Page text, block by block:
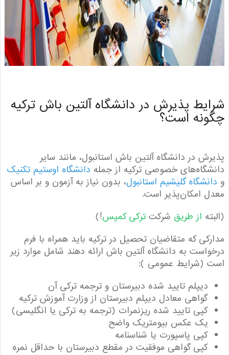
پذیرش در دانشگاه آلتین باش ترکیه
است؟
در دانشگاه آلتین باش استانبول، مانند سایر
خصوصی ترکیه از جملهدانشگاه اوستیم تکنیک
گلیشیم استانبول، بدون نیاز به آزمون و بر اساس
امکان‌پذیر است.
از طریقشرکتترکی کمپس!)
که متقاضیان تحصیل در ترکیه باید همراه با فرم
به دانشگاه آلتین باش ارائه دهند شامل موارد زیر
(شرایط عمومی ):
دیپلم تایید شده دبیرستان و ترجمه ترکی آن
گواهی معادل دیپلم دبیرستان از وزارت آموزش ترکیه
کپی تایید شده ریزنمرات (ترجمه به ترکی یا انگلیسی)
یک عکس بیومتریک واضح
کپی پاسپورت یا شناسنامه
کپی گواهی موفقیت در مقطع دبیرستان با حداقل نمره